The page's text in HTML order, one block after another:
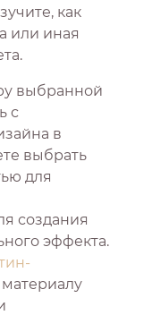
как
или иная
выбранной
с
в
выбрать
для
создания
эффекта.